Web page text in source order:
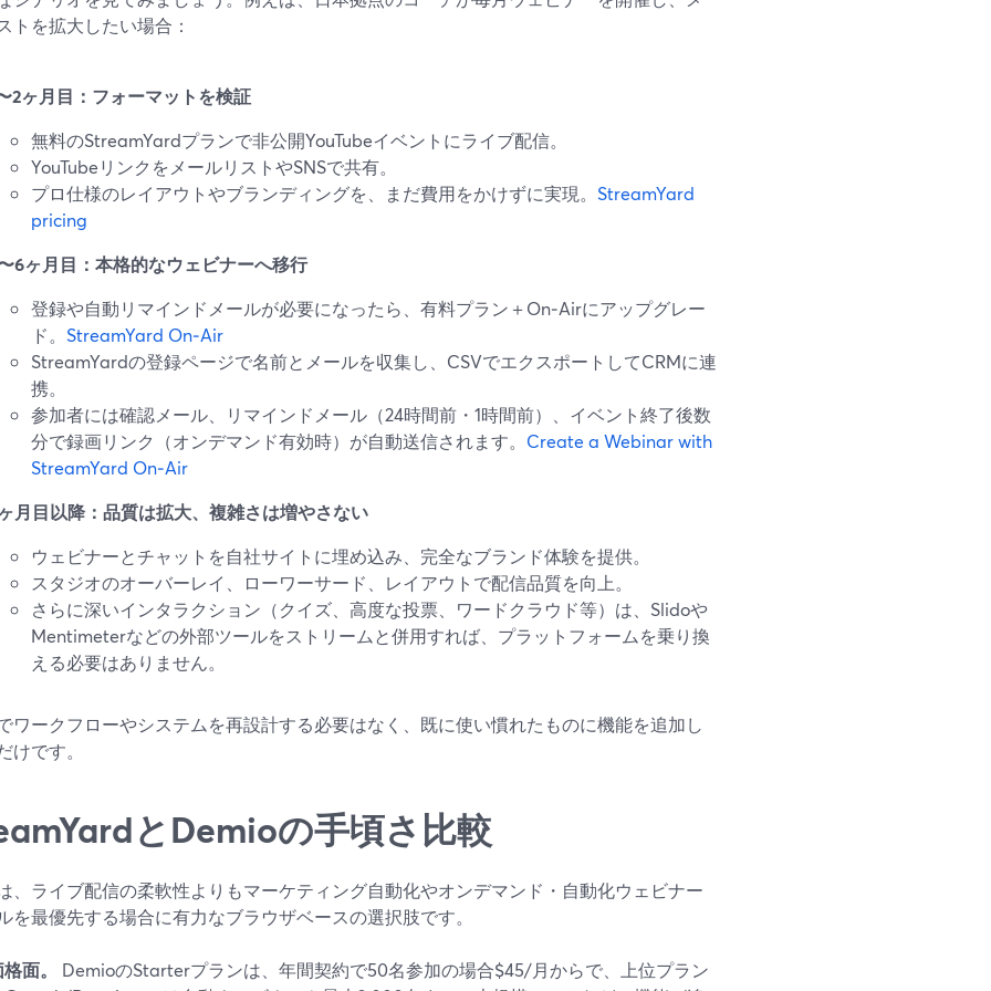
トを拡大したい場合：
2ヶ月目：フォーマットを検証
無料のStreamYardプランで非公開YouTubeイベントにライブ配信。
YouTubeリンクをメールリストやSNSで共有。
プロ仕様のレイアウトやブランディングを、まだ費用をかけずに実現。 StreamYard
pricing
6ヶ月目：本格的なウェビナーへ移行
登録や自動リマインドメールが必要になったら、有料プラン＋On‑Airにアップグレー
ド。 StreamYard On‑Air
StreamYardの登録ページで名前とメールを収集し、CSVでエクスポートしてCRMに連
携。
参加者には確認メール、リマインドメール（24時間前・1時間前）、イベント終了後数
分で録画リンク（オンデマンド有効時）が自動送信されます。 Create a Webinar with
StreamYard On‑Air
月目以降：品質は拡大、複雑さは増やさない
ウェビナーとチャットを自社サイトに埋め込み、完全なブランド体験を提供。
スタジオのオーバーレイ、ローワーサード、レイアウトで配信品質を向上。
さらに深いインタラクション（クイズ、高度な投票、ワードクラウド等）は、Slidoや
Mentimeterなどの外部ツールをストリームと併用すれば、プラットフォームを乗り換
える必要はありません。
ワークフローやシステムを再設計する必要はなく、既に使い慣れたものに機能を追加し
けです。
とDemioの手頃さ比較
、ライブ配信の柔軟性よりもマーケティング自動化やオンデマンド・自動化ウェビナー
を最優先する場合に有力なブラウザベースの選択肢です。
面。
DemioのStarterプランは、年間契約で50名参加の場合$45/月からで、上位プラン